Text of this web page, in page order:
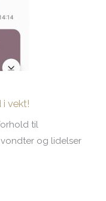
i vekt!
til
og lidelser